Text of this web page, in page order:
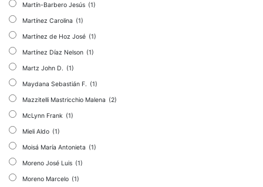
Martín-Barbero Jesús (1)
Martínez Carolina (1)
Martínez de Hoz José (1)
Martínez Díaz Nelson (1)
Martz John D. (1)
Maydana Sebastián F. (1)
Mazzitelli Mastricchio Malena (2)
McLynn Frank (1)
Mieli Aldo (1)
Moisá María Antonieta (1)
Moreno José Luis (1)
Moreno Marcelo (1)